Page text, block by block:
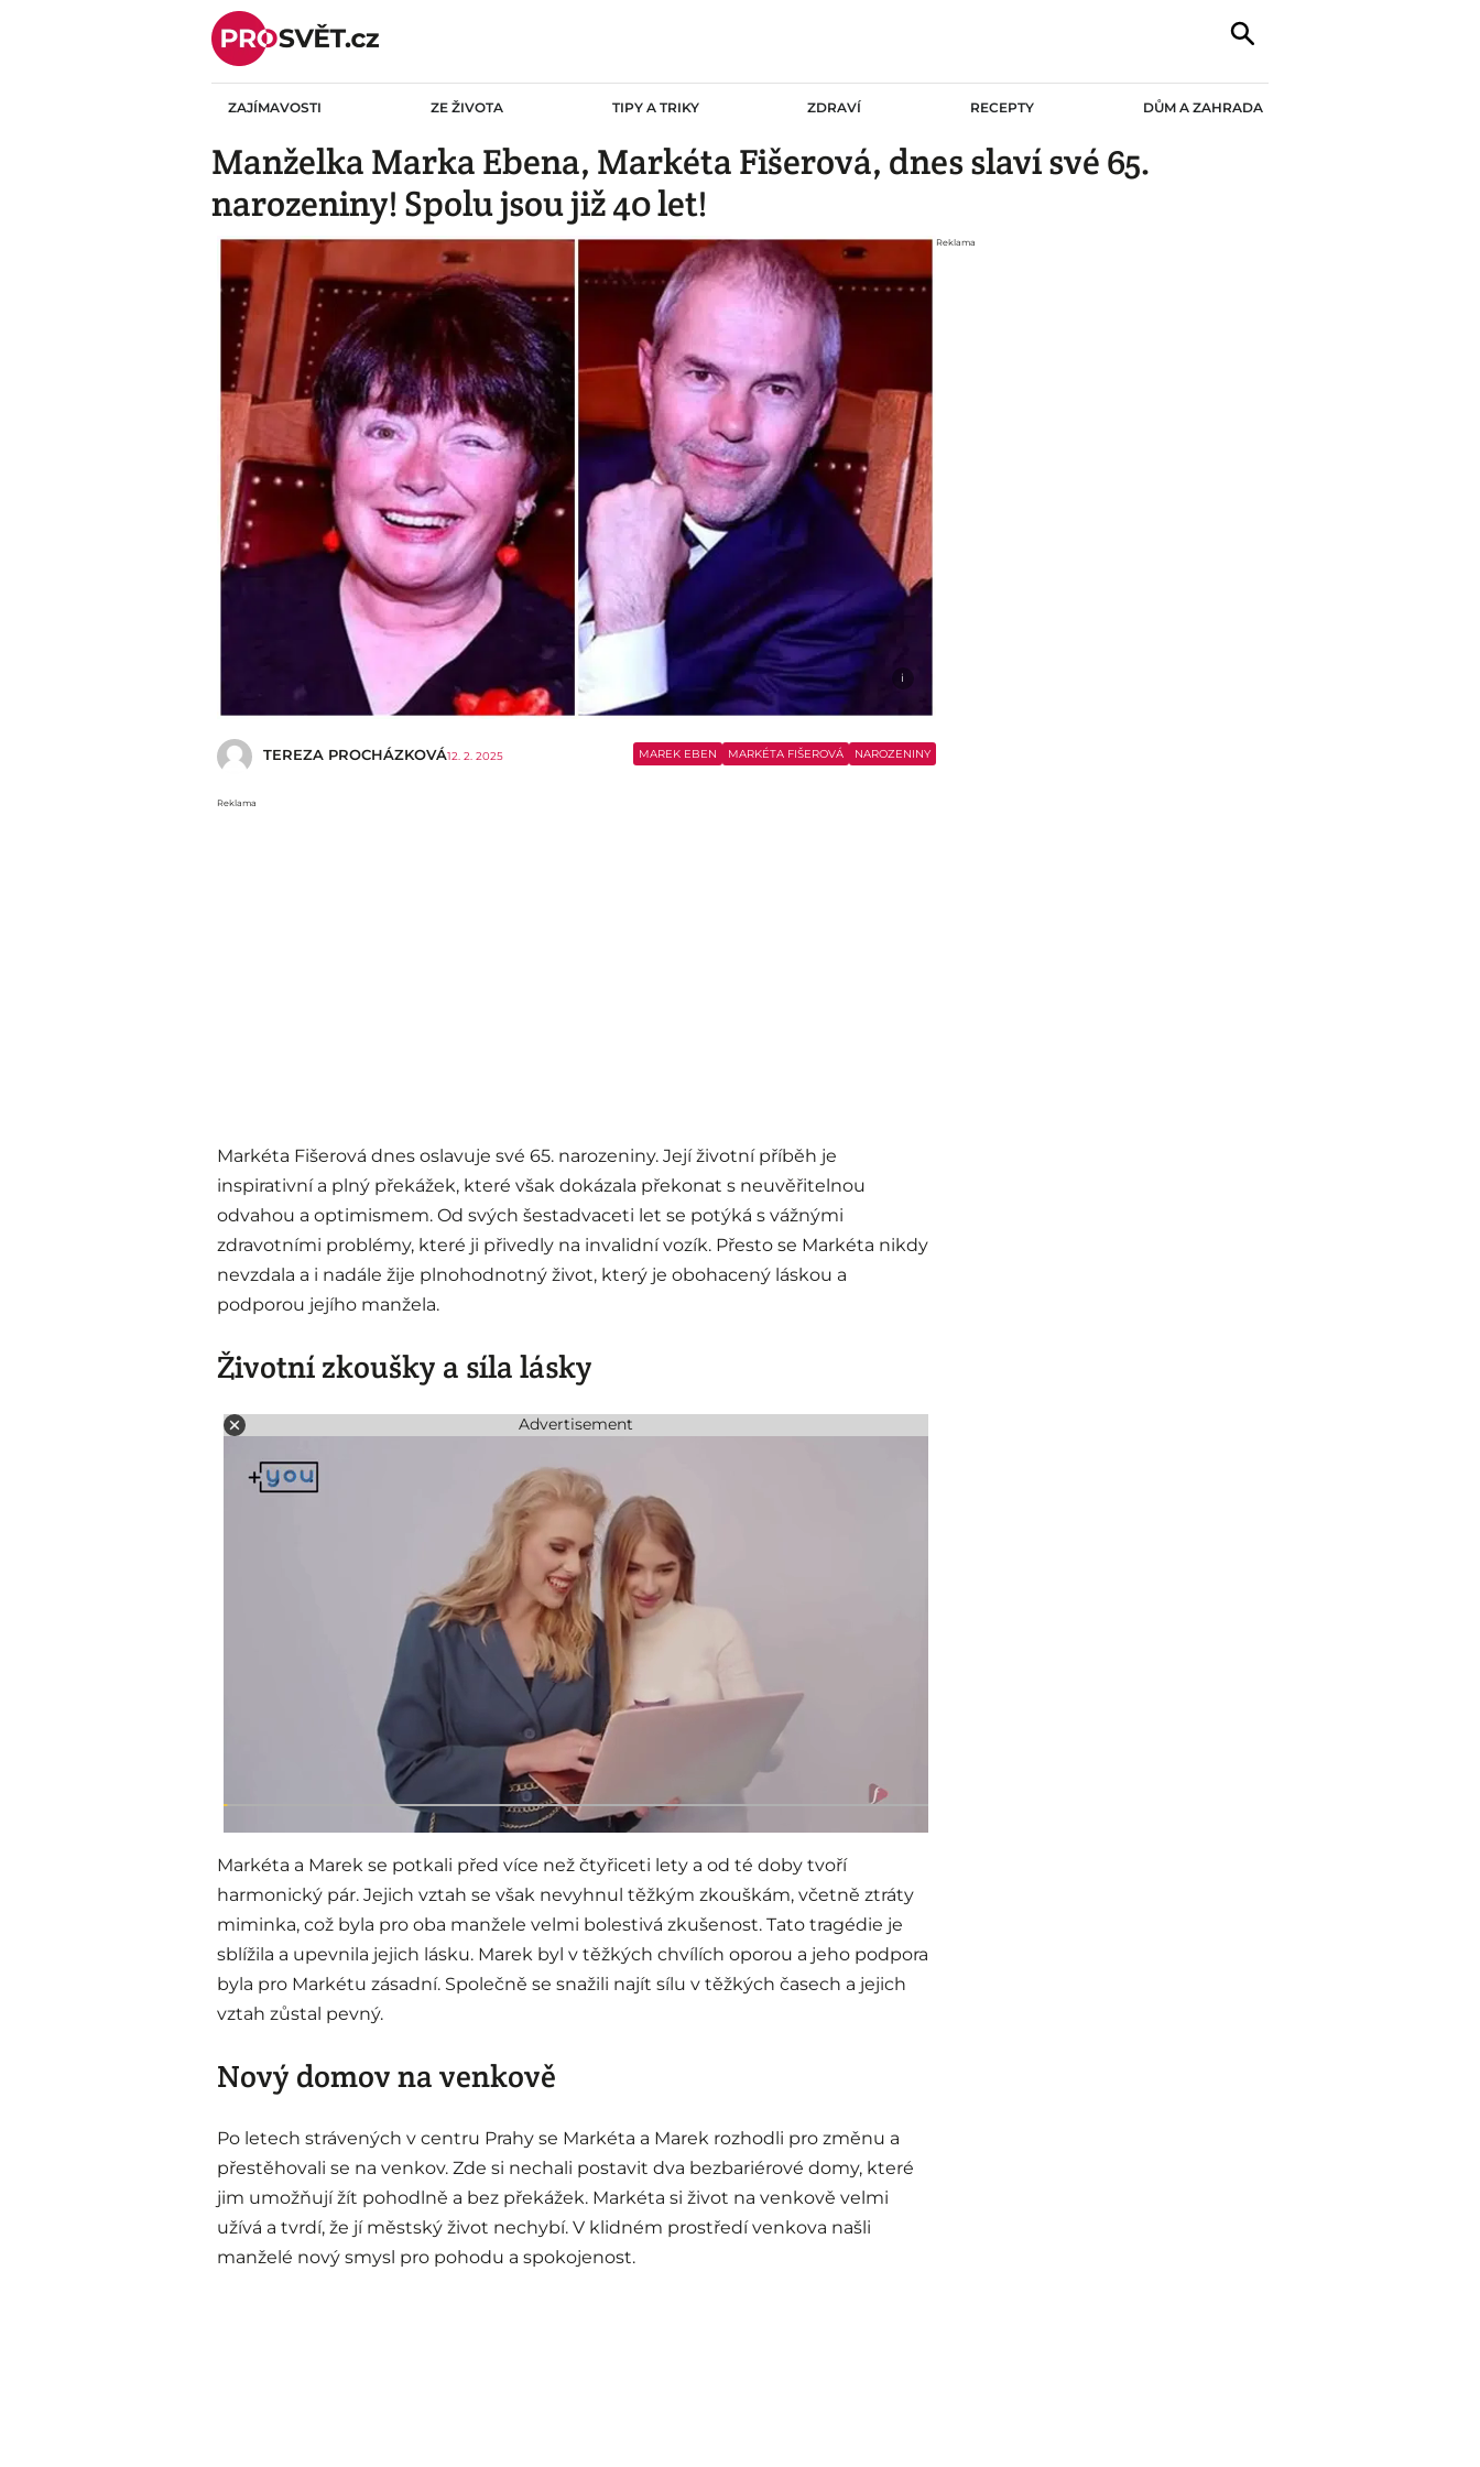
Skip
content
ZAJÍMAVOSTI ZE ŽIVOTA TIPY A TRIKY ZDRAVÍ RECEPTY DŮM A ZAHRADA
Manželka Marka Ebena, Markéta Fišerová, dnes slaví své 65.
narozeniny! Spolu jsou již 40 let!
i
TEREZA PROCHÁZKOVÁ12. 2. 2025 MAREK EBEN MARKÉTA FIŠEROVÁ NAROZENINY
Reklama
Markéta Fišerová dnes oslavuje své 65. narozeniny. Její životní příběh je
inspirativní a plný překážek, které však dokázala překonat s neuvěřitelnou
odvahou a optimismem. Od svých šestadvaceti let se potýká s vážnými
zdravotními problémy, které ji přivedly na invalidní vozík. Přesto se Markéta nikdy
nevzdala a i nadále žije plnohodnotný život, který je obohacený láskou a
podporou jejího manžela.
Životní zkoušky a síla lásky
Advertisement
Markéta a Marek se potkali před více než čtyřiceti lety a od té doby tvoří
harmonický pár. Jejich vztah se však nevyhnul těžkým zkouškám, včetně ztráty
miminka, což byla pro oba manžele velmi bolestivá zkušenost. Tato tragédie je
sblížila a upevnila jejich lásku. Marek byl v těžkých chvílích oporou a jeho podpora
byla pro Markétu zásadní. Společně se snažili najít sílu v těžkých časech a jejich
vztah zůstal pevný.
Nový domov na venkově
Po letech strávených v centru Prahy se Markéta a Marek rozhodli pro změnu a
přestěhovali se na venkov. Zde si nechali postavit dva bezbariérové domy, které
jim umožňují žít pohodlně a bez překážek. Markéta si život na venkově velmi
užívá a tvrdí, že jí městský život nechybí. V klidném prostředí venkova našli
manželé nový smysl pro pohodu a spokojenost.
Reklama